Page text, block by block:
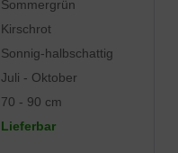
Sommergrün
Kirschrot
Sonnig-halbschattig
Juli - Oktober
70 - 90 cm
Lieferbar